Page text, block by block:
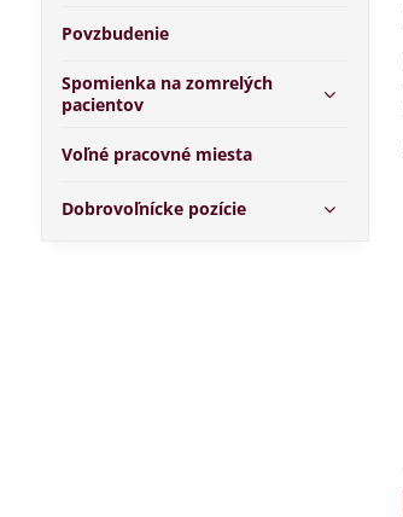
Povzbudenie
Spomienka na zomrelých
pacientov
Voľné pracovné miesta
Dobrovoľnícke pozície